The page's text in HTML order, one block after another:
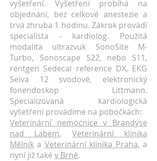
vyšetření. Vyšetření probíhá na
objednání, bez celkové anestezie a
trvá zhruba 1 hodinu. Zákrok provádí
specialista - kardiolog. Použitá
modalita ultrazvuk SonoSite M-
Turbo, Sonoscape S22, nebo S11,
rentgen Sedecal reference DX, EKG
Seiva 12 svodové, elektronický
fonendoskop Littmann.
Specializovaná kardiologická
vyšetření provádíme na pobočkách:
Veterinární nemocnice v Brandýse
nad Labem, Veterinární klinika
Mělník a Veterinární klinika Praha, a
nyní již také v Brně.